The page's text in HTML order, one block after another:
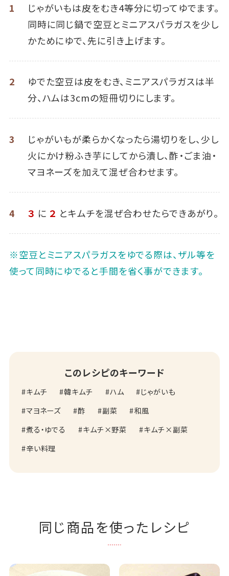
1
じゃがいもは皮をむき4等分に切ってゆでます。
同時に同じ鍋で空豆とミニアスパラガスを少し
かためにゆで、先に引き上げます。
2
ゆでた空豆は皮をむき、ミニアスパラガスは半
分、ハムは3cmの短冊切りにします。
3
じゃがいもが柔らかくなったら湯切りをし、少し
火にかけ粉ふき芋にしてから潰し、酢・ごま油・
マヨネーズを加えて混ぜ合わせます。
4 ３ に ２ とキムチを混ぜ合わせたらできあがり。
※空豆とミニアスパラガスをゆでる際は、ザル等を
使って同時にゆでると手間を省く事ができます。
このレシピのキーワード
キムチ 韓キムチ ハム
じゃがいも
マヨネーズ
酢 副菜
和風
煮る・ゆでる
キムチ×野菜
キムチ×副菜
辛い料理
同じ商品を使ったレシピ